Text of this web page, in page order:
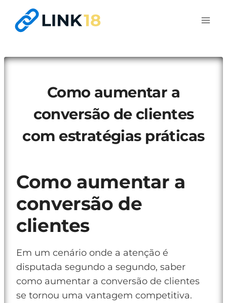
para
Como aumentar a
conversão de clientes
com estratégias práticas
Como aumentar a
conversão de
clientes
Em um cenário onde a atenção é
disputada segundo a segundo, saber
como aumentar a conversão de clientes
se tornou uma vantagem competitiva.